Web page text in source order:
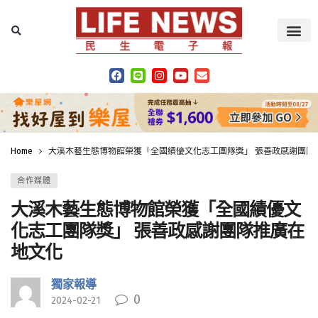
Home 大溪木藝生態博物館榮獲「全國績優文化志工團隊獎」 張善政感謝團隊
合作媒體
大溪木藝生態博物館榮獲「全國績優文
化志工團隊獎」 張善政感謝團隊推廣在
地文化
獨家報導
2024-02-21 0